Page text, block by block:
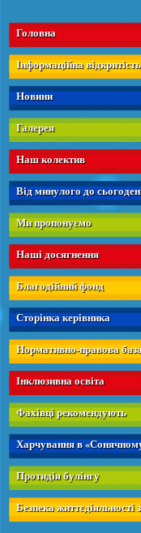
Головна
Інформаційна відкритість
Новини
Галерея
Наш колектив
Від минулого до
Ми пропонуємо
Наші досягнення
Благодійний фонд
Сторінка керівника
Нормативно-правова
Інклюзивна освіта
Фахівці рекомендують
Харчування в
Протидія булінгу
Безпека життєдіяльності